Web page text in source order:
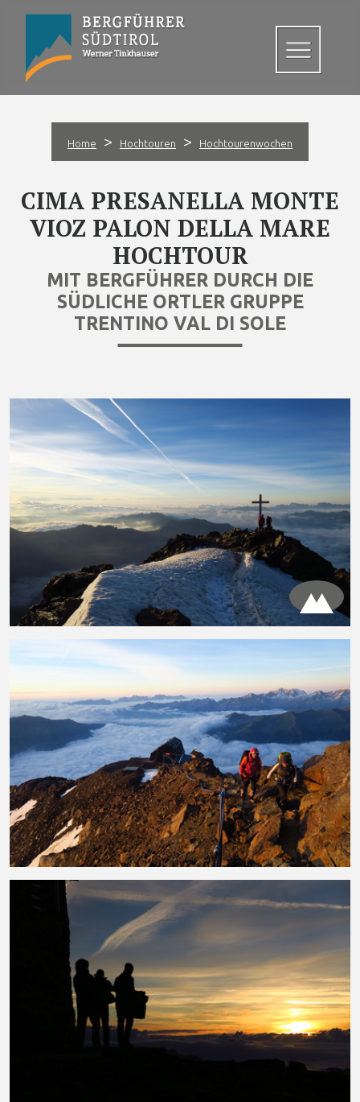
Home > Hochtouren > Hochtourenwochen
CIMA PRESANELLA MONTE
VIOZ PALON DELLA MARE
HOCHTOUR
MIT BERGFÜHRER DURCH DIE
SÜDLICHE ORTLER GRUPPE
TRENTINO VAL DI SOLE